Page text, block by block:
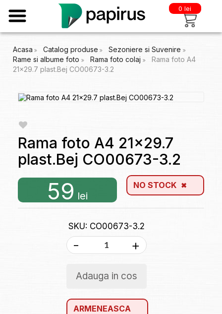
0 lei
Acasa Catalog produse
Sezoniere si Suvenire
Rame si albume foto
Rama foto colaj
Rama foto A4
21x29.7 plast.Bej CO00673-3.2
Rama foto A4 21x29.7
plast.Bej CO00673-3.2
59 lei
NO STOCK
SKU: CO00673-3.2
- +
Adauga in cos
ARMENEASCA